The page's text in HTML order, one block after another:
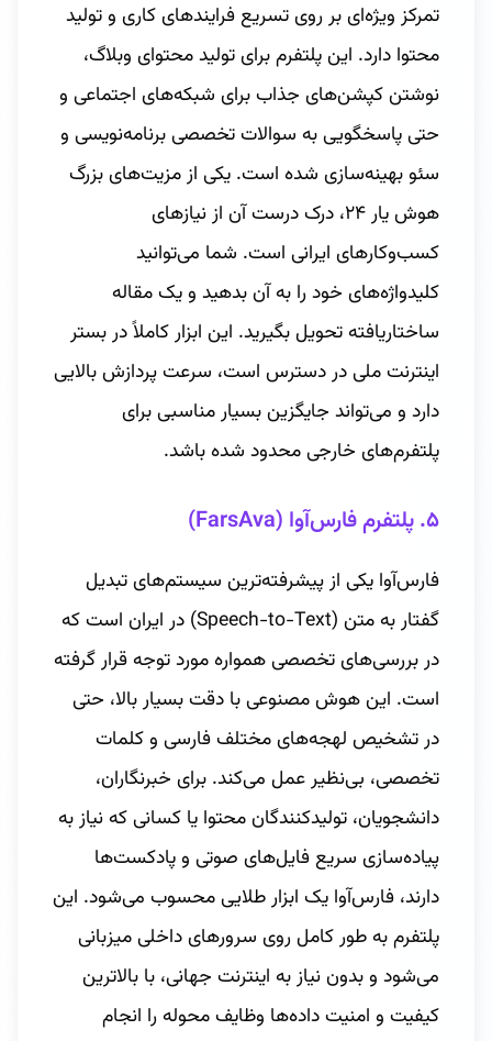
تمرکز ویژه‌ای بر روی تسریع فرایندهای کاری و تولید
محتوا دارد. این پلتفرم برای تولید محتوای وبلاگ،
نوشتن کپشن‌های جذاب برای شبکه‌های اجتماعی و
حتی پاسخگویی به سوالات تخصصی برنامه‌نویسی و
سئو بهینه‌سازی شده است. یکی از مزیت‌های بزرگ
هوش یار ۲۴، درک درست آن از نیازهای
کسب‌وکارهای ایرانی است. شما می‌توانید
کلیدواژه‌های خود را به آن بدهید و یک مقاله
ساختاریافته تحویل بگیرید. این ابزار کاملاً در بستر
اینترنت ملی در دسترس است، سرعت پردازش بالایی
دارد و می‌تواند جایگزین بسیار مناسبی برای
پلتفرم‌های خارجی محدود شده باشد.
۵. پلتفرم فارس‌آوا (FarsAva)
فارس‌آوا یکی از پیشرفته‌ترین سیستم‌های تبدیل
گفتار به متن (Speech-to-Text) در ایران است که
در بررسی‌های تخصصی همواره مورد توجه قرار گرفته
است. این هوش مصنوعی با دقت بسیار بالا، حتی
در تشخیص لهجه‌های مختلف فارسی و کلمات
تخصصی، بی‌نظیر عمل می‌کند. برای خبرنگاران،
دانشجویان، تولیدکنندگان محتوا یا کسانی که نیاز به
پیاده‌سازی سریع فایل‌های صوتی و پادکست‌ها
دارند، فارس‌آوا یک ابزار طلایی محسوب می‌شود. این
پلتفرم به طور کامل روی سرورهای داخلی میزبانی
می‌شود و بدون نیاز به اینترنت جهانی، با بالاترین
کیفیت و امنیت داده‌ها وظایف محوله را انجام